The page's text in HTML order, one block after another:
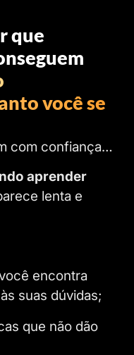
que
você se
com confiança…
aprender
lenta e
encontra
suas dúvidas;
que não dão